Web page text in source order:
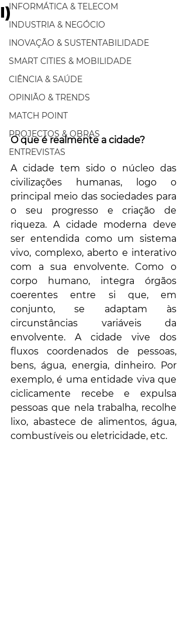
INFORMÁTICA & TELECOM
INDUSTRIA & NEGÓCIO
INOVAÇÃO & SUSTENTABILIDADE
SMART CITIES & MOBILIDADE
CIÊNCIA & SAÚDE
OPINIÃO & TRENDS
MATCH POINT
PROJECTOS & OBRAS
ENTREVISTAS
I)
O que é realmente a cidade?
A cidade tem sido o núcleo das
civilizações humanas, logo o
principal meio das sociedades para
o seu progresso e criação de
riqueza. A cidade moderna deve
ser entendida como um sistema
vivo, complexo, aberto e interativo
com a sua envolvente. Como o
corpo humano, integra órgãos
coerentes entre si que, em
conjunto, se adaptam às
circunstâncias variáveis da
envolvente. A cidade vive dos
fluxos coordenados de pessoas,
bens, água, energia, dinheiro. Por
exemplo, é uma entidade viva que
ciclicamente recebe e expulsa
pessoas que nela trabalha, recolhe
lixo, abastece de alimentos, água,
combustíveis ou eletricidade, etc.